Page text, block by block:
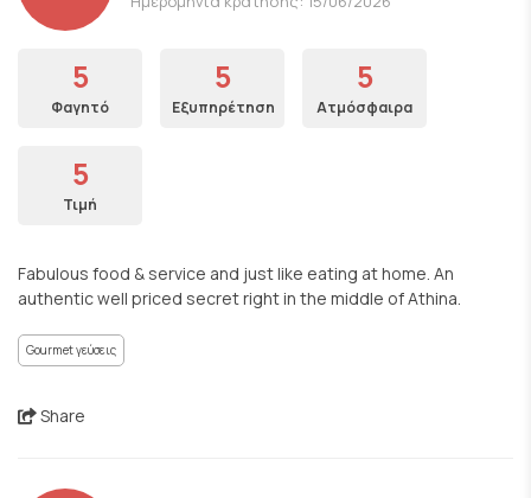
5
Φαγητό
5
Εξυπηρέτηση
5
Ατμόσφαιρα
5
Τιμή
Fabulous food & service and just like eating at home. An
authentic well priced secret right in the middle of Athina.
Gourmet γεύσεις
Share